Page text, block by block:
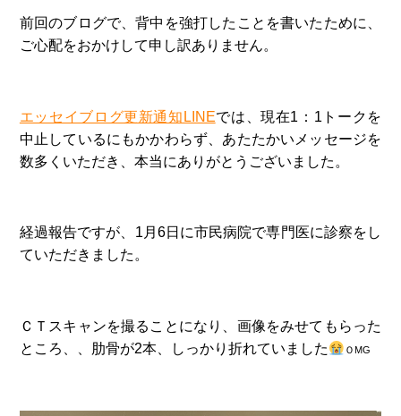
前回のブログで、背中を強打したことを書いたために、
ご心配をおかけして申し訳ありません。
エッセイブログ更新通知LINEでは、現在1：1トークを
中止しているにもかかわらず、あたたかいメッセージを
数多くいただき、本当にありがとうございました。
経過報告ですが、1月6日に市民病院で専門医に診察をし
ていただきました。
ＣＴスキャンを撮ることになり、画像をみせてもらった
ところ、、肋骨が2本、しっかり折れていました
ＯMG